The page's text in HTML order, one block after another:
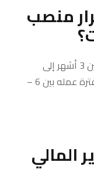
منصب
تمتد فترة عمل المدير المالي المؤقت بين 3 أشهر إلى
عامين، ولكن في معظم الأحيان تتراوح فترة عمله بين 6 –
المالي